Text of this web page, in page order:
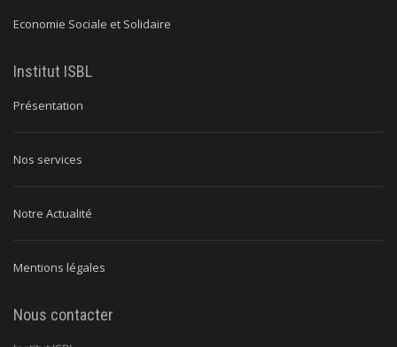
Economie Sociale et Solidaire
Institut ISBL
Présentation
Nos services
Notre Actualité
Mentions légales
Nous contacter